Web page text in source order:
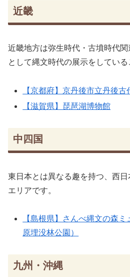
近畿
近畿地方は弥生時代・古墳時代
として縄文時代の展示をしている
【京都府】京丹後市立丹後
【滋賀県】琵琶湖博物館
中四国
東日本とは異なる趣を持つ、西
エリアです。
【島根県】さんべ縄文の森
原埋没林公園）
九州・沖縄